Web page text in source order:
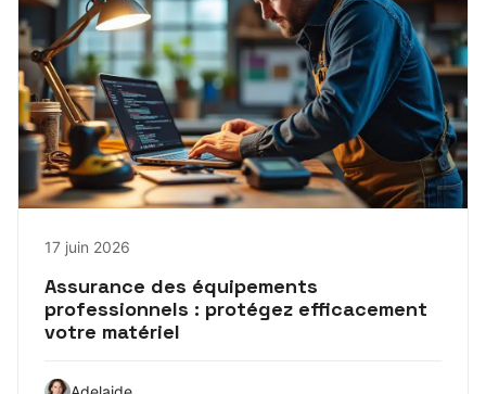
17 juin 2026
Assurance des équipements
professionnels : protégez efficacement
votre matériel